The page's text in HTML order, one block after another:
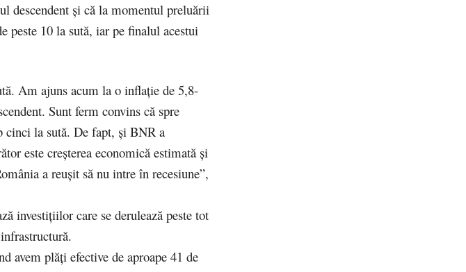
descendent şi că la momentul preluării
10 la sută, iar pe finalul acestui
Am ajuns acum la o inflaţie de 5,8-
Sunt ferm convins că spre
la sută. De fapt, şi BNR a
este creşterea economică estimată şi
a reuşit să nu intre în recesiune”,
investiţiilor care se derulează peste tot
avem plăţi efective de aproape 41 de